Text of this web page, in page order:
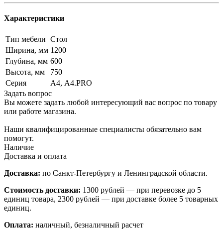
Характеристики
Тип мебели Стол
Ширина, мм 1200
Глубина, мм 600
Высота, мм
750
Серия
А4, А4.PRO
Задать вопрос
Вы можете задать любой интересующий вас вопрос по товару
или работе магазина.
Наши квалифицированные специалисты обязательно вам
помогут.
Наличие
Доставка и оплата
Доставка: по Санкт-Петербургу и Ленинградской области.
Стоимость доставки: 1300 рублей — при перевозке до 5
единиц товара, 2300 рублей — при доставке более 5 товарных
единиц.
Оплата: наличный, безналичный расчет